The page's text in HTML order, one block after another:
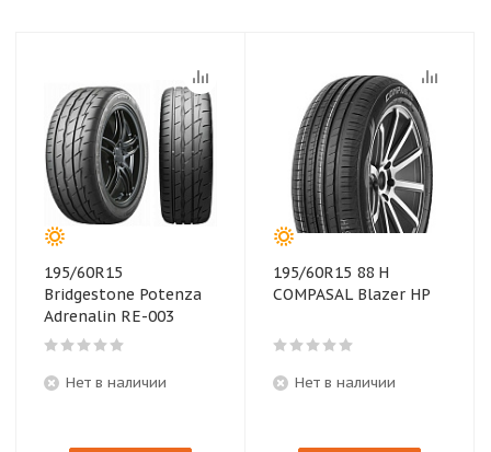
195/60R15
Bridgestone Potenza
Adrenalin RE-003
Нет в наличии
195/60R15 88 H
COMPASAL Blazer HP
Нет в наличии